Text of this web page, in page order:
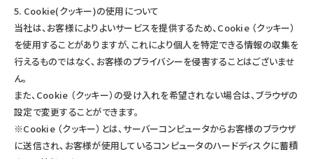
Cookie(クッキー)の使用について
当社は、お客様によりよいサービスを提供するため、Cookie （クッキー）
を使用することがありますが、これにより個人を特定できる情報の収集を
行えるものではなく、お客様のプライバシーを侵害することはございませ
ん。
また、Cookie （クッキー）の受け入れを希望されない場合は、ブラウザの
設定で変更することができます。
※Cookie （クッキー）とは、サーバーコンピュータからお客様のブラウザ
に送信され、お客様が使用しているコンピュータのハードディスクに蓄積